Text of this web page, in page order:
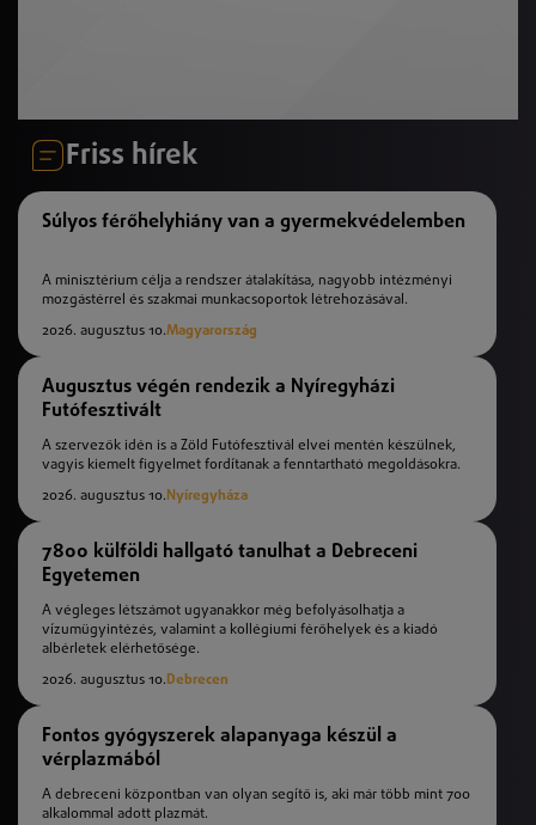
Friss hírek
Súlyos férőhelyhiány van a gyermekvédelemben
A minisztérium célja a rendszer átalakítása, nagyobb intézményi
mozgástérrel és szakmai munkacsoportok létrehozásával.
2026. augusztus 10.Magyarország
Augusztus végén rendezik a Nyíregyházi
Futófesztivált
A szervezők idén is a Zöld Futófesztivál elvei mentén készülnek,
vagyis kiemelt figyelmet fordítanak a fenntartható megoldásokra.
2026. augusztus 10.Nyíregyháza
7800 külföldi hallgató tanulhat a Debreceni
Egyetemen
A végleges létszámot ugyanakkor még befolyásolhatja a
vízumügyintézés, valamint a kollégiumi férőhelyek és a kiadó
albérletek elérhetősége.
2026. augusztus 10.Debrecen
Fontos gyógyszerek alapanyaga készül a
vérplazmából
A debreceni központban van olyan segítő is, aki már több mint 700
alkalommal adott plazmát.